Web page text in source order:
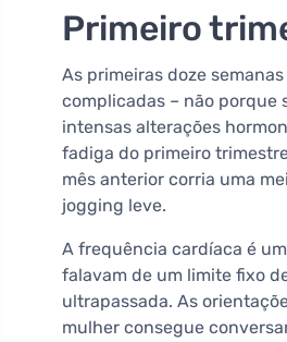
Primeiro
As primeiras doze
complicadas – não porque
intensas alterações
fadiga do primeiro
mês anterior corria uma
jogging leve.
A frequência cardíaca é
falavam de um limite fixo
ultrapassada. As
mulher consegue